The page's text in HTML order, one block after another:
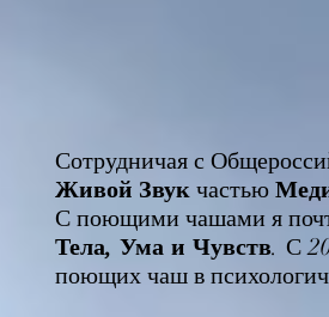
Сотрудничая с
Живой Звук частью
С поющими чашами я
Тела, Ума и Чувств. С
поющих чаш в